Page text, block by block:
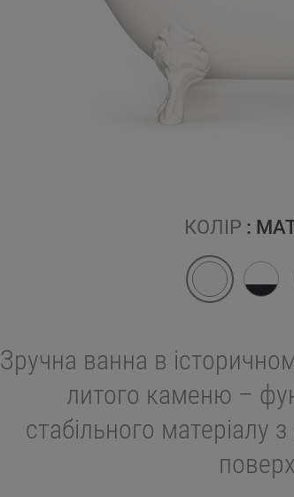
КОЛІР :
Зручна ванна в
литого каменю –
стабільного